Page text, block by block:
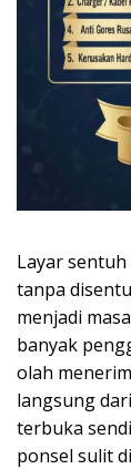
Layar
tanpa
menjadi
banyak
olah
langsung
terbuka
ponsel sulit